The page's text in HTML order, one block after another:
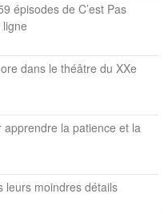
épisodes de C’est Pas
dans le théâtre du XXe
la patience et la
leurs moindres détails